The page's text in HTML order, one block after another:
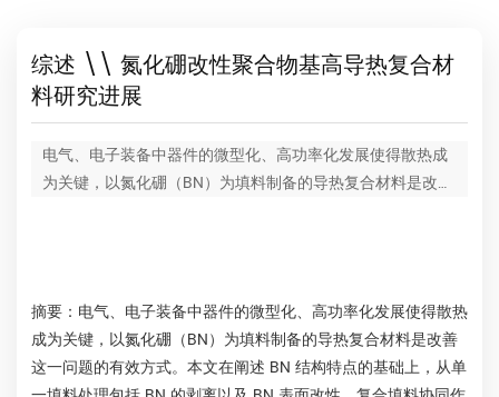
综述 \\ ​氮化硼改性聚合物基高导热复合材
料研究进展
电气、电子装备中器件的微型化、高功率化发展使得散热成
为关键，以氮化硼（BN）为填料制备的导热复合材料是改善
摘要： 电气、电子装备中器件的微型化、高功率化发展使得散热
成为关键，以氮化硼（BN）为填料制备的导热复合材料是改善
这一问题的有效方式。本文在阐述 BN 结构特点的基础上，从单